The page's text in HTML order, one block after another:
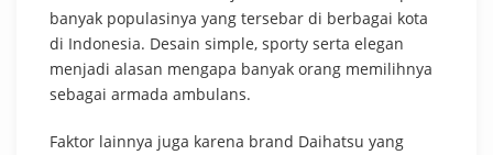
banyak populasinya yang tersebar di berbagai kota
di Indonesia. Desain simple, sporty serta elegan
menjadi alasan mengapa banyak orang memilihnya
sebagai armada ambulans.
Faktor lainnya juga karena brand Daihatsu yang